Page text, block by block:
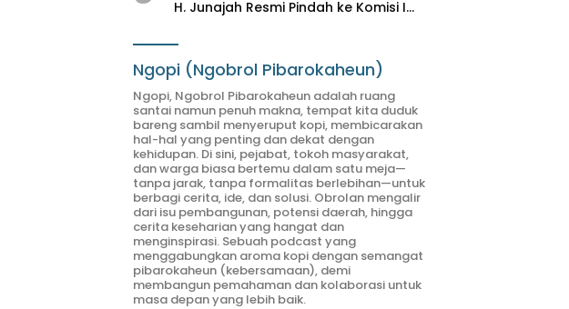
H. Junajah Resmi Pindah ke Komisi I
Ngopi (Ngobrol Pibarokaheun)
Ngopi, Ngobrol Pibarokaheun adalah ruang
santai namun penuh makna, tempat kita duduk
bareng sambil menyeruput kopi, membicarakan
hal-hal yang penting dan dekat dengan
kehidupan. Di sini, pejabat, tokoh masyarakat,
dan warga biasa bertemu dalam satu meja—
tanpa jarak, tanpa formalitas berlebihan—untuk
berbagi cerita, ide, dan solusi. Obrolan mengalir
dari isu pembangunan, potensi daerah, hingga
cerita keseharian yang hangat dan
menginspirasi. Sebuah podcast yang
menggabungkan aroma kopi dengan semangat
pibarokaheun (kebersamaan), demi
membangun pemahaman dan kolaborasi untuk
masa depan yang lebih baik.